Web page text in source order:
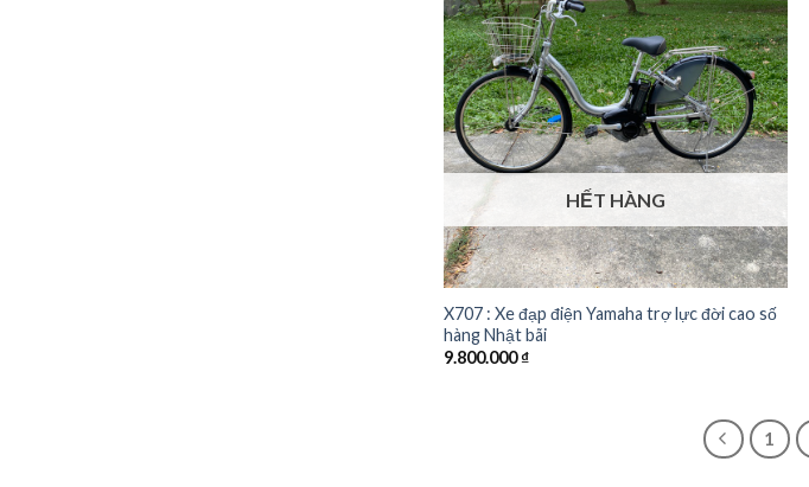
HẾT HÀNG
X707 : Xe đạp điện Yamaha trợ lực đời cao số
hàng Nhật bãi
9.800.000₫
1